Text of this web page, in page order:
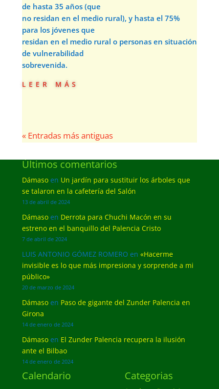
de hasta 35 años (que
no residan en el medio rural), y hasta el 75%
para los jóvenes que
residan en el medio rural o personas en situación
de vulnerabilidad
sobrevenida.
leer más
« Entradas más antiguas
Últimos comentarios
Dámasoen Un jardín para sustituir los árboles que
se talaron en la cafetería del Salón
13 de abril de 2024
Dámasoen Derrota para Chuchi Macón en su
estreno en el banquillo del Palencia Cristo
7 de abril de 2024
LUIS ANTONIO GÓMEZ ROMERO en «Hacerme
invisible es lo que más impresiona y sorprende a mi
público»
20 de marzo de 2024
Dámasoen Paso de gigante del Zunder Palencia en
Girona
14 de enero de 2024
Dámasoen El Zunder Palencia recupera la ilusión
ante el Bilbao
14 de enero de 2024
Calendario Categorias